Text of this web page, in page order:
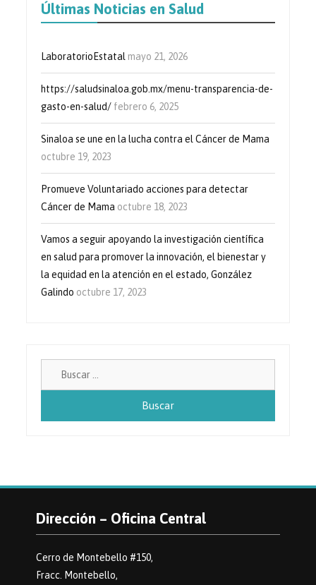
Últimas Noticias en Salud
LaboratorioEstatal mayo 21, 2026
https://saludsinaloa.gob.mx/menu-transparencia-de-
gasto-en-salud/ febrero 6, 2025
Sinaloa se une en la lucha contra el Cáncer de Mama
octubre 19, 2023
Promueve Voluntariado acciones para detectar
Cáncer de Mama octubre 18, 2023
Vamos a seguir apoyando la investigación científica
en salud para promover la innovación, el bienestar y
la equidad en la atención en el estado, González
Galindo octubre 17, 2023
Dirección – Oficina Central
Cerro de Montebello #150,
Fracc. Montebello,